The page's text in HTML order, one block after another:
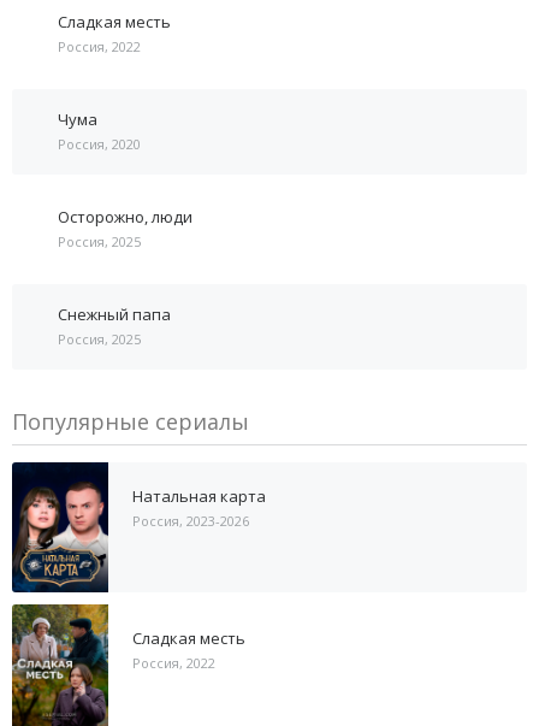
Сладкая месть
Россия, 2022
Чума
Россия, 2020
Осторожно, люди
Россия, 2025
Снежный папа
Россия, 2025
Популярные сериалы
Натальная карта
Россия, 2023-2026
Сладкая месть
Россия, 2022